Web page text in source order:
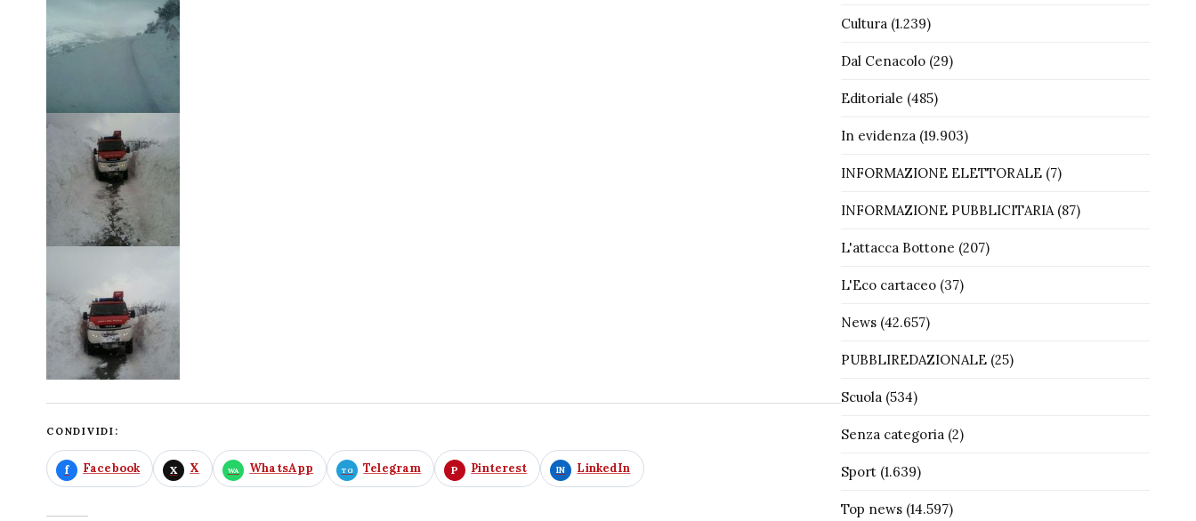
CONDIVIDI:
Facebook X WhatsApp Telegram Pinterest LinkedIn
Cultura(1.239)
Dal Cenacolo(29)
Editoriale (485)
In evidenza(19.903)
INFORMAZIONE ELETTORALE(7)
INFORMAZIONE PUBBLICITARIA(87)
L'attacca Bottone (207)
L'Eco cartaceo(37)
News(42.657)
PUBBLIREDAZIONALE(25)
Scuola(534)
Senza categoria(2)
Sport(1.639)
Top news(14.597)